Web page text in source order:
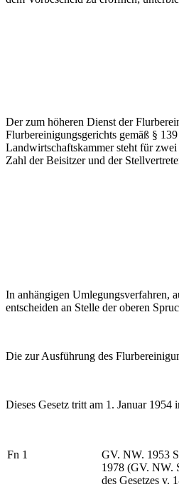
Der zum höheren Dienst der
Flurbereinigungsgerichts gemäß §
Landwirtschaftskammer steht für
Zahl der Beisitzer und der
In anhängigen Umlegungsverfahren,
entscheiden an Stelle der oberen
Die zur Ausführung des
Dieses Gesetz tritt am 1. Januar
Fn 1
GV. NW. 1953
1978 (GV. NW.
des Gesetzes v.